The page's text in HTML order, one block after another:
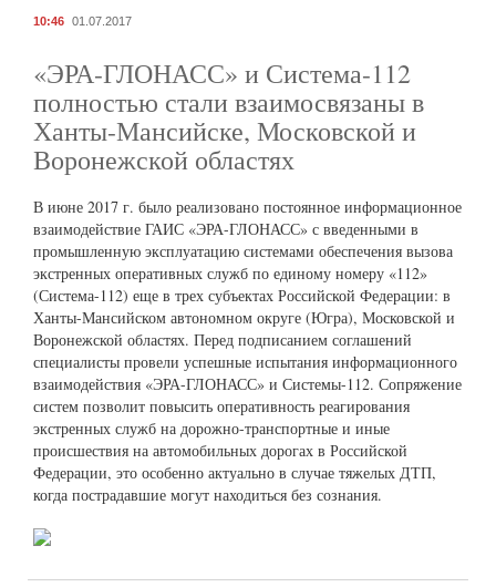
10:46 01.07.2017
«ЭРА-ГЛОНАСС» и Система-112
полностью стали взаимосвязаны в
Ханты-Мансийске, Московской и
Воронежской областях
В июне 2017 г. было реализовано постоянное информационное
взаимодействие ГАИС «ЭРА-ГЛОНАСС» с введенными в
промышленную эксплуатацию системами обеспечения вызова
экстренных оперативных служб по единому номеру «112»
(Система-112) еще в трех субъектах Российской Федерации: в
Ханты-Мансийском автономном округе (Югра), Московской и
Воронежской областях. Перед подписанием соглашений
специалисты провели успешные испытания информационного
взаимодействия «ЭРА-ГЛОНАСС» и Системы-112. Сопряжение
систем позволит повысить оперативность реагирования
экстренных служб на дорожно-транспортные и иные
происшествия на автомобильных дорогах в Российской
Федерации, это особенно актуально в случае тяжелых ДТП,
когда пострадавшие могут находиться без сознания.